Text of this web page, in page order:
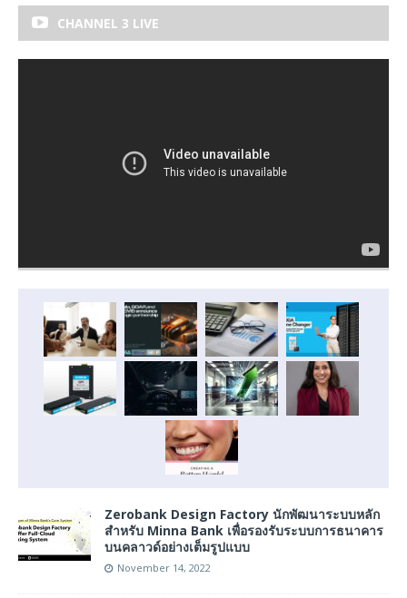
CHANNEL 3 LIVE
Zerobank Design Factory นักพัฒนาระบบหลัก
สำหรับ Minna Bank เพื่อรองรับระบบการธนาคาร
บนคลาวด์อย่างเต็มรูปแบบ
November 14, 2022